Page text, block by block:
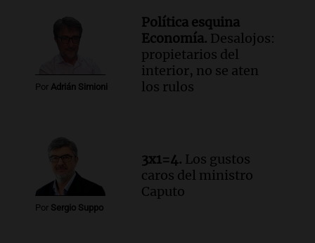
Luciano Cáceres llega a Córdoba a
presentar “Paraíso”, una obra que
cuestiona certezas masculinas
Amamos Argentina
Episodios
Por Adrián Simioni
Política esquina
Economía. Desalojos:
propietarios del
interior, no se aten
los rulos
Por Sergio Suppo
3x1=4. Los gustos
caros del ministro
Caputo